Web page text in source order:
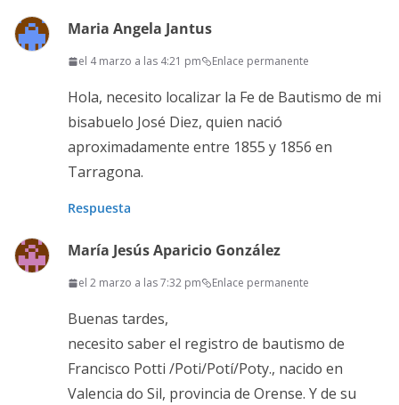
Maria Angela Jantus
el 4 marzo a las 4:21 pm Enlace permanente
Hola, necesito localizar la Fe de Bautismo de mi
bisabuelo José Diez, quien nació
aproximadamente entre 1855 y 1856 en
Tarragona.
Respuesta
María Jesús Aparicio González
el 2 marzo a las 7:32 pm Enlace permanente
Buenas tardes,
necesito saber el registro de bautismo de
Francisco Potti /Poti/Potí/Poty., nacido en
Valencia do Sil, provincia de Orense. Y de su